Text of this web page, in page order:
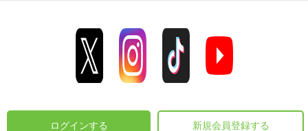
ログインする 新規会員登録する